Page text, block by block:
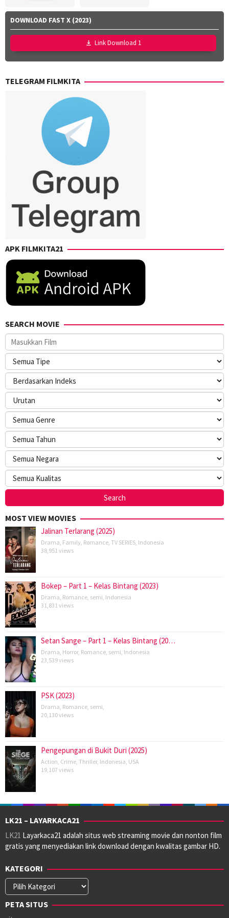
DOWNLOAD FAST X (2023)
Link Download 1
TELEGRAM FILMKITA
APK FILMKITA21
SEARCH MOVIE
MOST VIEW MOVIES
Jalinan Terlarang (2025)
Drama Family Romance TV SERIES Indonesia
38,951 views
Bokep – Part 1 – Kelas Bintang (2023)
Drama Romance semi Indonesia
31,831 views
Setan Sange – Part 1 – Kelas Bintang (20…
Drama Horror, Romance semi Indonesia
23,539 views
PSK (2023)
Drama Romance semi
20,130 views
Pengepungan di Bukit Duri (2025)
Action Crime Thriller, Indonesia USA
19,107 views
LK21 – LAYARKACA21
LK21 Layarkaca21 adalah situs web streaming movie dan nonton film
gratis yang menyediakan link download dengan kwalitas gambar HD.
KATEGORI
Kategori
PETA SITUS